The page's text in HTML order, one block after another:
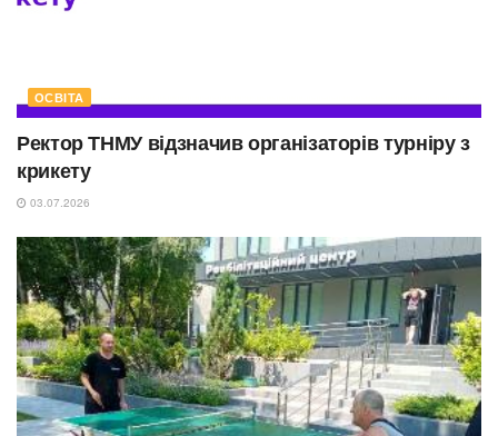
ОСВІТА
Ректор ТНМУ відзначив організаторів турніру з
крикету
03.07.2026